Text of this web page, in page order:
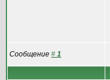
Сообщение # 1